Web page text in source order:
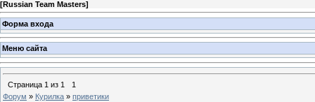
[Russian Team Masters]
Форма входа
Меню сайта
Страница 1 из 1
1
Форум » Курилка » приветики